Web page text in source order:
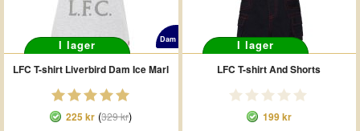
I lager Dam
LFC T-shirt Liverbird Dam Ice Marl
225 kr (329 kr)
I lager
LFC T-shirt And Shorts
199 kr